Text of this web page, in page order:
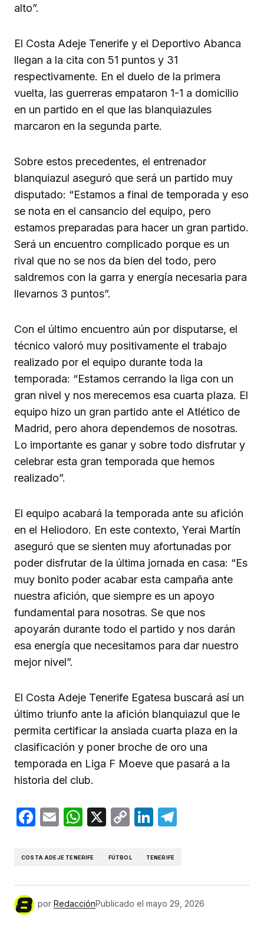
alto”.
El Costa Adeje Tenerife y el Deportivo Abanca
llegan a la cita con 51 puntos y 31
respectivamente. En el duelo de la primera
vuelta, las guerreras empataron 1-1 a domicilio
en un partido en el que las blanquiazules
marcaron en la segunda parte.
Sobre estos precedentes, el entrenador
blanquiazul aseguró que será un partido muy
disputado: “Estamos a final de temporada y eso
se nota en el cansancio del equipo, pero
estamos preparadas para hacer un gran partido.
Será un encuentro complicado porque es un
rival que no se nos da bien del todo, pero
saldremos con la garra y energía necesaria para
llevarnos 3 puntos”.
Con el último encuentro aún por disputarse, el
técnico valoró muy positivamente el trabajo
realizado por el equipo durante toda la
temporada: “Estamos cerrando la liga con un
gran nivel y nos merecemos esa cuarta plaza. El
equipo hizo un gran partido ante el Atlético de
Madrid, pero ahora dependemos de nosotras.
Lo importante es ganar y sobre todo disfrutar y
celebrar esta gran temporada que hemos
realizado”.
El equipo acabará la temporada ante su afición
en el Heliodoro. En este contexto, Yerai Martín
aseguró que se sienten muy afortunadas por
poder disfrutar de la última jornada en casa: “Es
muy bonito poder acabar esta campaña ante
nuestra afición, que siempre es un apoyo
fundamental para nosotras. Se que nos
apoyarán durante todo el partido y nos darán
esa energía que necesitamos para dar nuestro
mejor nivel”.
El Costa Adeje Tenerife Egatesa buscará así un
último triunfo ante la afición blanquiazul que le
permita certificar la ansiada cuarta plaza en la
clasificación y poner broche de oro una
temporada en Liga F Moeve que pasará a la
historia del club.
Facebook
EmailWhatsApp
X
CopyLinkedIn
COSTA ADEJE TENERIFE FÚTBOL TENERIFE
por RedacciónPublicado el mayo 29, 2026